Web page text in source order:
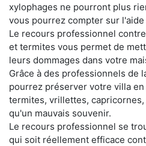
xylophages ne pourront plus
vous pourrez compter sur
Le recours professionnel
et termites vous permet de
leurs dommages dans votre
Grâce à des professionnels de
pourrez préserver votre villa
termites, vrillettes,
qu'un mauvais souvenir.
Le recours professionnel se
qui soit réellement efficace